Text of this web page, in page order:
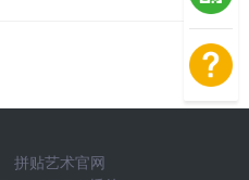
拼贴艺术官网